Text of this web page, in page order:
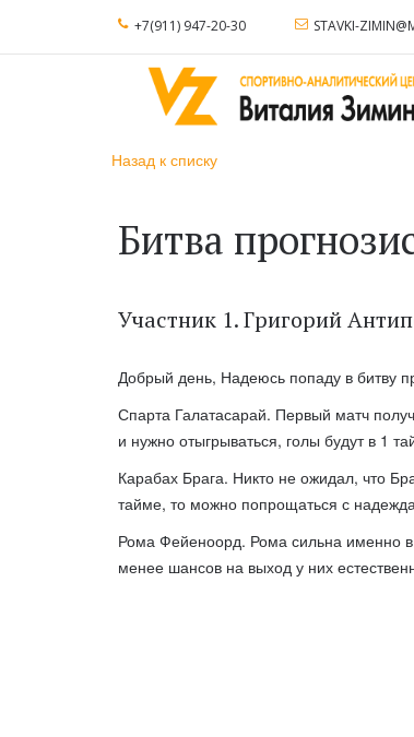
+7(911) 947-20-30 STAVKI-
Назад к списку
Битва
Участник 1. Григорий
Добрый день, Надеюсь попаду в битву
Спарта Галатасарай. Первый матч
и нужно отыгрываться, голы будут в 1
Карабах Брага. Никто не ожидал, что
тайме, то можно попрощаться с
Рома Фейеноорд. Рома сильна именно
менее шансов на выход у них